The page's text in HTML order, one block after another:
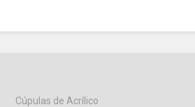
Cúpulas de Acrílico